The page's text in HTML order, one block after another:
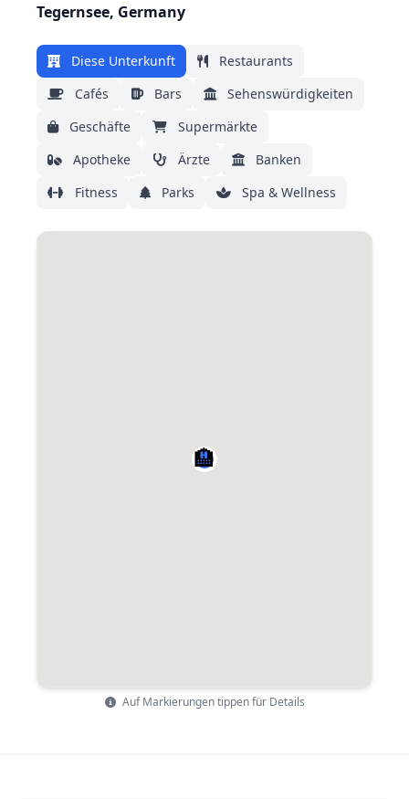
Tegernsee, Germany
Diese Unterkunft
Restaurants
Cafés
Bars
Sehenswürdigkeiten
Geschäfte
Supermärkte
Apotheke
Ärzte
Banken
Fitness
Parks Spa & Wellness
🏨
Auf Markierungen tippen für Details